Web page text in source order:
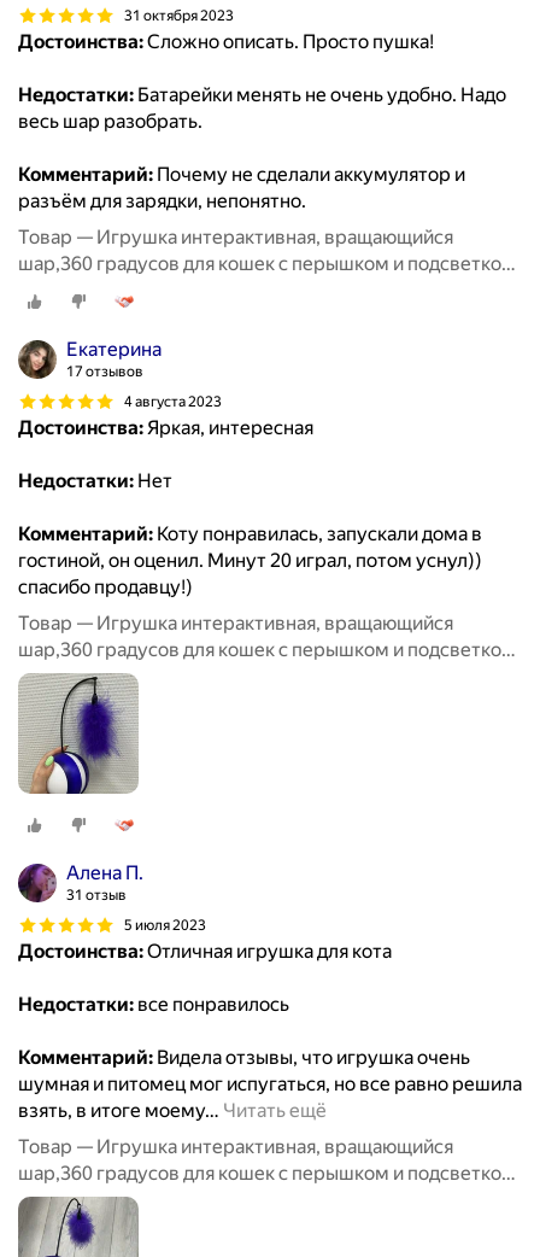
31 октября 2023
Достоинства:Сложно описать. Просто пушка!
Недостатки: Батарейки менять не очень удобно. Надо
весь шар разобрать.
Комментарий: Почему не сделали аккумулятор и
разъём для зарядки, непонятно.
Товар — Игрушка интерактивная, вращающийся
шар,360 градусов для кошек с перышком и подсветкой,
8,5 см, фиолетовый
Екатерина
17 отзывов
4 августа 2023
Достоинства:Яркая, интересная
Недостатки: Нет
Комментарий: Коту понравилась, запускали дома в
гостиной, он оценил. Минут 20 играл, потом уснул))
спасибо продавцу!)
Товар — Игрушка интерактивная, вращающийся
шар,360 градусов для кошек с перышком и подсветкой,
8,5 см, фиолетовый
Алена П.
31 отзыв
5 июля 2023
Достоинства:Отличная игрушка для кота
Недостатки: все понравилось
Комментарий: Видела отзывы, что игрушка очень
шумная и питомец мог испугаться, но все равно решила
взять, в итоге моему… Читать ещё
Товар — Игрушка интерактивная, вращающийся
шар,360 градусов для кошек с перышком и подсветкой,
8,5 см, фиолетовый